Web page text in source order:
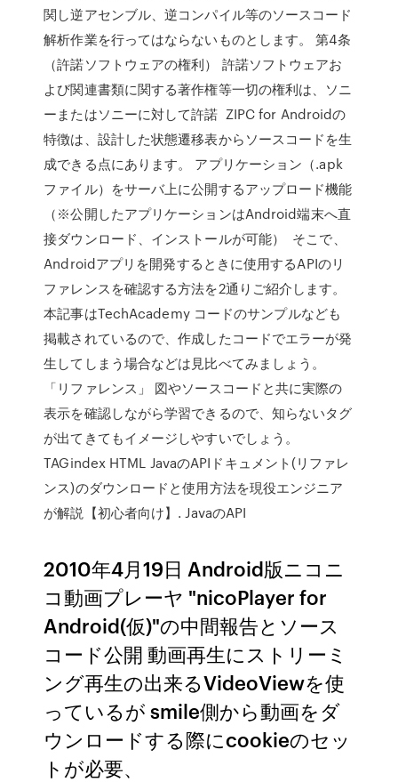
関し逆アセンブル、逆コンパイル等のソースコード
解析作業を行ってはならないものとします。 第4条
（許諾ソフトウェアの権利） 許諾ソフトウェアお
よび関連書類に関する著作権等一切の権利は、ソニ
ーまたはソニーに対して許諾 ZIPC for Androidの
特徴は、設計した状態遷移表からソースコードを生
成できる点にあります。 アプリケーション（.apk
ファイル）をサーバ上に公開するアップロード機能
（※公開したアプリケーションはAndroid端末へ直
接ダウンロード、インストールが可能） そこで、
Androidアプリを開発するときに使用するAPIのリ
ファレンスを確認する方法を2通りご紹介します。
本記事はTechAcademy コードのサンプルなども
掲載されているので、作成したコードでエラーが発
生してしまう場合などは見比べてみましょう。
「リファレンス」 図やソースコードと共に実際の
表示を確認しながら学習できるので、知らないタグ
が出てきてもイメージしやすいでしょう。
TAGindex HTML JavaのAPIドキュメント(リファレ
ンス)のダウンロードと使用方法を現役エンジニア
が解説【初心者向け】. JavaのAPI
2010年4月19日 Android版ニコニ
コ動画プレーヤ "nicoPlayer for
Android(仮)"の中間報告とソース
コード公開 動画再生にストリーミ
ング再生の出来るVideoViewを使
っているが smile側から動画をダ
ウンロードする際にcookieのセッ
トが必要、